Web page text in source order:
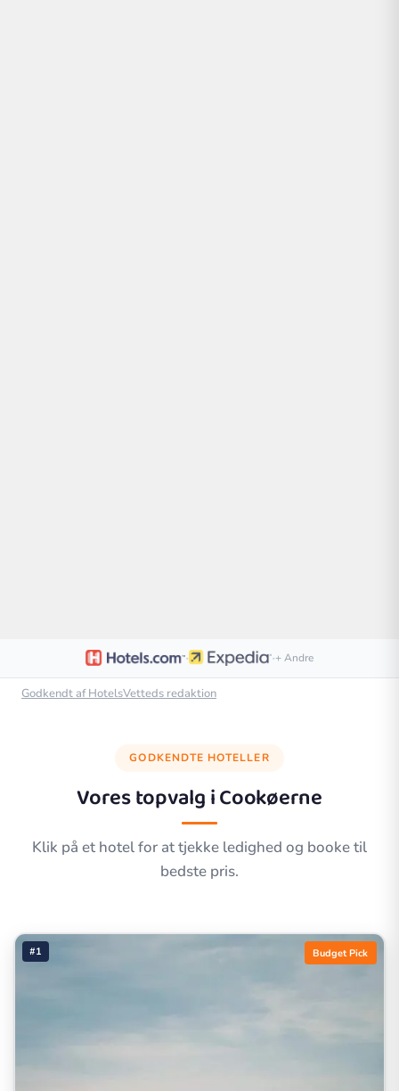
· ·+ Andre
Godkendt af HotelsVetteds redaktion
GODKENDTE HOTELLER
Vores topvalg iCookøerne
Klik på et hotel for at tjekke ledighed og booke til
bedste pris.
#1 Budget Pick